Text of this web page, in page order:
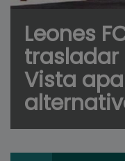
Leones
trasladar
Vista